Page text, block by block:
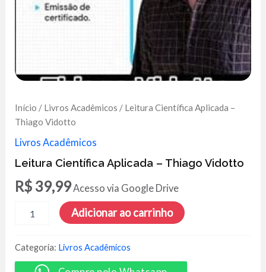
Início / Livros Acadêmicos / Leitura Científica Aplicada –
Thiago Vidotto
Livros Acadêmicos
Leitura Científica Aplicada – Thiago Vidotto
R$ 39,99Acesso via Google Drive
Científica
-
Thiago
Vidotto
Adicionar ao carrinho
Categoria: Livros Acadêmicos